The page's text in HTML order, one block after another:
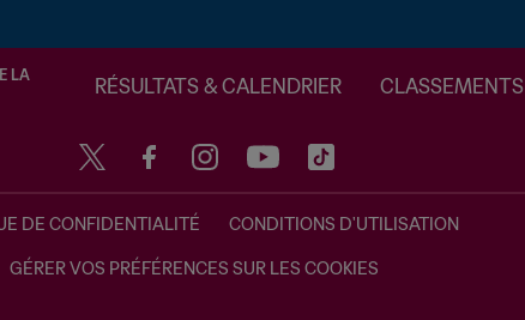
LA
RÉSULTATS & CALENDRIER CLASSEMENTS
DE CONFIDENTIALITÉ CONDITIONS D'UTILISATION
GÉRER VOS PRÉFÉRENCES SUR LES COOKIES